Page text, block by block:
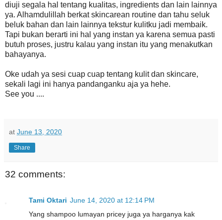
diuji segala hal tentang kualitas, ingredients dan lain lainnya
ya. Alhamdulillah berkat skincarean routine dan tahu seluk
beluk bahan dan lain lainnya tekstur kulitku jadi membaik.
Tapi bukan berarti ini hal yang instan ya karena semua pasti
butuh proses, justru kalau yang instan itu yang menakutkan
bahayanya.
Oke udah ya sesi cuap cuap tentang kulit dan skincare,
sekali lagi ini hanya pandanganku aja ya hehe.
See you ....
at June 13, 2020
Share
32 comments:
Tami Oktari June 14, 2020 at 12:14 PM
Yang shampoo lumayan pricey juga ya harganya kak